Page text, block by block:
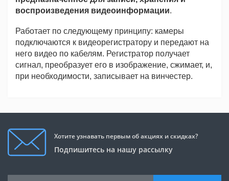
воспроизведения видеоинформации.
Работает по следующему принципу: камеры
подключаются к видеорегистратору и передают на
него видео по кабелям. Регистратор получает
сигнал, преобразует его в изображение, сжимает, и,
при необходимости, записывает на винчестер.
Хотите узнавать первым об акциях и скидках?
Подпишитесь на нашу рассылку